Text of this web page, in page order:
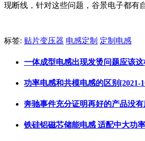
现断线，针对这些问题，谷景电子都有
标签: 贴片变压器 电感定制 定制电感
一体成型电感出现发烫问题应该
功率电感和共模电感的区别[2021-
奔驰事件充分证明再好的产品没
铁硅铝磁芯储能电感 适配中大功